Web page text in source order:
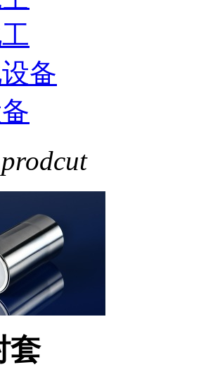
备
prodcut
套